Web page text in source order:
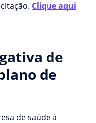
Clique aqui
de
de
de saúde à